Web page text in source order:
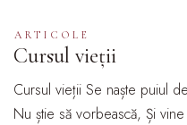
ARTICOLE
Cursul vieții
Cursul vieții Se naște puiul
Nu știe să vorbească, Și